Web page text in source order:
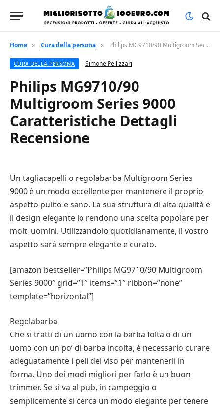
Home » Cura della persona » Philips MG9710/90 Multigroom Series 9000 Caratteristiche Dettagli Recensione
CURA DELLA PERSONA Simone Pellizzari
Philips MG9710/90
Multigroom Series 9000
Caratteristiche Dettagli
Recensione
Un tagliacapelli o regolabarba Multigroom Series
9000 è un modo eccellente per mantenere il proprio
aspetto pulito e sano. La sua struttura di alta qualità e
il design elegante lo rendono una scelta popolare per
molti uomini. Utilizzandolo quotidianamente, il vostro
aspetto sarà sempre elegante e curato.
[amazon bestseller=”Philips MG9710/90 Multigroom
Series 9000″ grid=”1″ items=”1″ ribbon=”none”
template=”horizontal”]
Regolabarba
Che si tratti di un uomo con la barba folta o di un
uomo con un po’ di barba incolta, è necessario curare
adeguatamente i peli del viso per mantenerli in
forma. Uno dei modi migliori per farlo è un buon
trimmer. Se si va al pub, in campeggio o
semplicemente si cerca un modo elegante per tenere